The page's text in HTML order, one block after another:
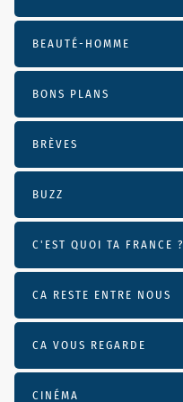
BEAUTÉ-HOMME
BONS PLANS
BRÈVES
BUZZ
C'EST QUOI TA FRANCE ?
CA RESTE ENTRE NOUS
CA VOUS REGARDE
CINÉMA